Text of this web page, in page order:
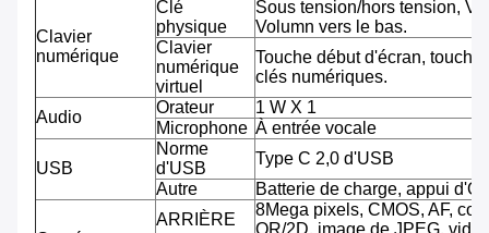
Clavier
numérique
Clé
physique
Sous tension/hors tension,
Volumn vers le bas.
Clavier
numérique
virtuel
Touche début d'écran, touche
clés numériques.
Audio
Orateur
1 W X 1
Microphone À entrée vocale
USB
Norme
d'USB
Type C 2,0 d'USB
Autre
Batterie de charge, appui
ARRIÈRE
8Mega pixels, CMOS, AF,